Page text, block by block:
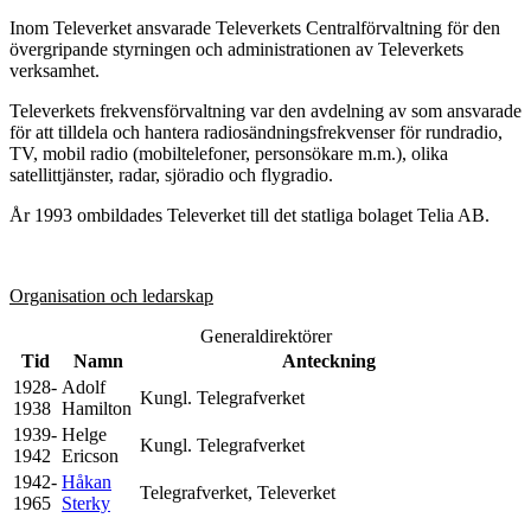
Inom Televerket ansvarade Televerkets Centralförvaltning för den
övergripande styrningen och administrationen av Televerkets
verksamhet.
Televerkets frekvensförvaltning var den avdelning av som ansvarade
för att tilldela och hantera radiosändningsfrekvenser för rundradio,
TV, mobil radio (mobiltelefoner, personsökare m.m.), olika
satellittjänster, radar, sjöradio och flygradio.
År 1993 ombildades Televerket till det statliga bolaget Telia AB.
Organisation och ledarskap
Generaldirektörer
Tid
Namn
Anteckning
1928-
1938
Adolf
Hamilton
Kungl. Telegrafverket
1939-
1942
Helge
Ericson
Kungl. Telegrafverket
1942-
1965
Håkan
Sterky
Telegrafverket, Televerket